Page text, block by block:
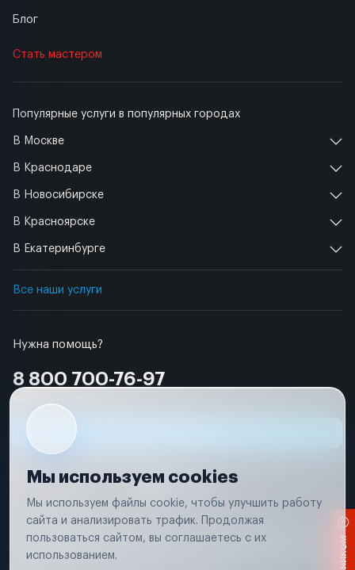
Нужна помощь?
8 800 700-76-97
Популярные услуги в популярных городах
В Москве
В Краснодаре
В Новосибирске
В Красноярске
В Екатеринбурге
Все наши услуги
Блог
Стать мастером
Условия использования
Удаление аккаунта
Вся информация, представленная на сайте, носит исключительно
соответствии с положениями статьи 437 (п. 2) Гражданского кодекса
Мы используем cookies
Мы используем файлы cookie, чтобы улучшить работу
сайта и анализировать трафик. Продолжая
пользоваться сайтом, вы соглашаетесь с их
использованием.